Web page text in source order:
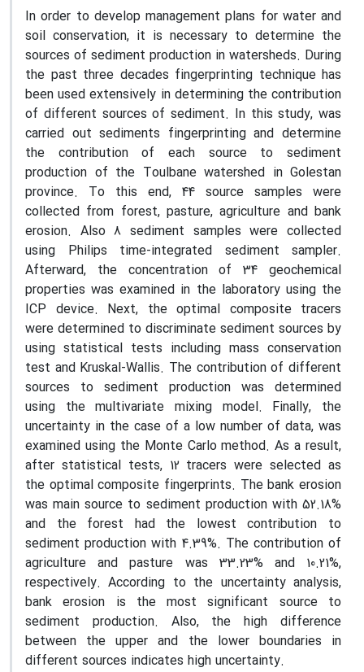
In order to develop management plans for water and
soil conservation, it is necessary to determine the
sources of sediment production in watersheds. During
the past three decades fingerprinting technique has
been used extensively in determining the contribution
of different sources of sediment. In this study, was
carried out sediments fingerprinting and determine
the contribution of each source to sediment
production of the Toulbane watershed in Golestan
province. To this end, 44 source samples were
collected from forest, pasture, agriculture and bank
erosion. Also 8 sediment samples were collected
using Philips time-integrated sediment sampler.
Afterward, the concentration of 34 geochemical
properties was examined in the laboratory using the
ICP device. Next, the optimal composite tracers
were determined to discriminate sediment sources by
using statistical tests including mass conservation
test and Kruskal-Wallis. The contribution of different
sources to sediment production was determined
using the multivariate mixing model. Finally, the
uncertainty in the case of a low number of data, was
examined using the Monte Carlo method. As a result,
after statistical tests, 12 tracers were selected as
the optimal composite fingerprints. The bank erosion
was main source to sediment production with 52.18%
and the forest had the lowest contribution to
sediment production with 4.39%. The contribution of
agriculture and pasture was 33.23% and 10.21%,
respectively. According to the uncertainty analysis,
bank erosion is the most significant source to
sediment production. Also, the high difference
between the upper and the lower boundaries in
different sources indicates high uncertainty.